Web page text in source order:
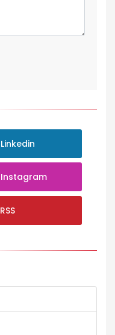
Linkedin
Instagram
RSS